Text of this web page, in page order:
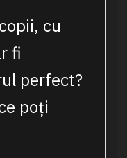
cu
fi
perfect?
poți